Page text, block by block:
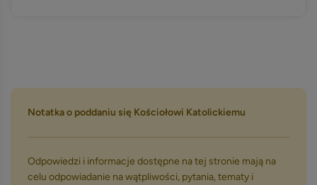
Notatka o poddaniu się Kościołowi Katolickiemu
Odpowiedzi i informacje dostępne na tej stronie mają na
celu odpowiadanie na wątpliwości, pytania, tematy i